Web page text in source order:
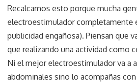
Recalcamos esto porque mucha
electroestimulador completamente
publicidad engañosa). Piensan que
que realizando una actividad como
Ni el mejor electroestimulador va a
abdominales sino lo acompañas